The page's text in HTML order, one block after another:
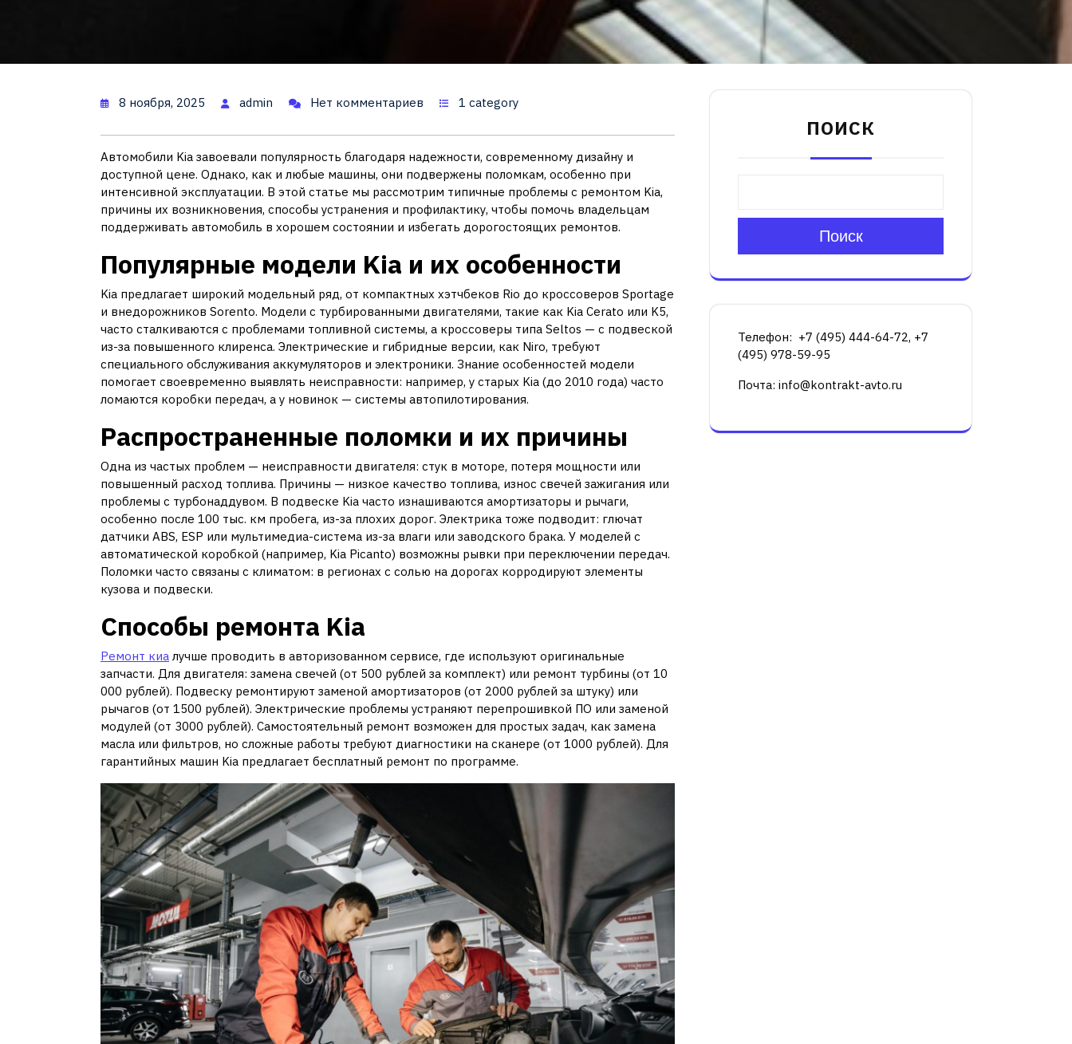
8 ноября, 2025 admin Нет комментариев 1 category
Автомобили Kia завоевали популярность благодаря надежности, современному дизайну и
доступной цене. Однако, как и любые машины, они подвержены поломкам, особенно при
интенсивной эксплуатации. В этой статье мы рассмотрим типичные проблемы с ремонтом Kia,
причины их возникновения, способы устранения и профилактику, чтобы помочь владельцам
поддерживать автомобиль в хорошем состоянии и избегать дорогостоящих ремонтов.
Популярные модели Kia и их особенности
Kia предлагает широкий модельный ряд, от компактных хэтчбеков Rio до кроссоверов Sportage
и внедорожников Sorento. Модели с турбированными двигателями, такие как Kia Cerato или K5,
часто сталкиваются с проблемами топливной системы, а кроссоверы типа Seltos — с подвеской
из-за повышенного клиренса. Электрические и гибридные версии, как Niro, требуют
специального обслуживания аккумуляторов и электроники. Знание особенностей модели
помогает своевременно выявлять неисправности: например, у старых Kia (до 2010 года) часто
ломаются коробки передач, а у новинок — системы автопилотирования.
Распространенные поломки и их причины
Одна из частых проблем — неисправности двигателя: стук в моторе, потеря мощности или
повышенный расход топлива. Причины — низкое качество топлива, износ свечей зажигания или
проблемы с турбонаддувом. В подвеске Kia часто изнашиваются амортизаторы и рычаги,
особенно после 100 тыс. км пробега, из-за плохих дорог. Электрика тоже подводит: глючат
датчики ABS, ESP или мультимедиа-система из-за влаги или заводского брака. У моделей с
автоматической коробкой (например, Kia Picanto) возможны рывки при переключении передач.
Поломки часто связаны с климатом: в регионах с солью на дорогах корродируют элементы
кузова и подвески.
Способы ремонта Kia
Ремонт киа лучше проводить в авторизованном сервисе, где используют оригинальные
запчасти. Для двигателя: замена свечей (от 500 рублей за комплект) или ремонт турбины (от 10
000 рублей). Подвеску ремонтируют заменой амортизаторов (от 2000 рублей за штуку) или
рычагов (от 1500 рублей). Электрические проблемы устраняют перепрошивкой ПО или заменой
модулей (от 3000 рублей). Самостоятельный ремонт возможен для простых задач, как замена
масла или фильтров, но сложные работы требуют диагностики на сканере (от 1000 рублей). Для
гарантийных машин Kia предлагает бесплатный ремонт по программе.
ПОИСК
Поиск
Телефон: +7 (495) 444-64-72, +7
(495) 978-59-95
Почта: info@kontrakt-avto.ru